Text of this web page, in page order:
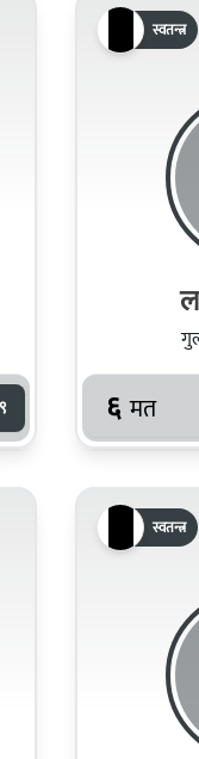
स्वतन्त्र
६ मत
स्वतन्त्र